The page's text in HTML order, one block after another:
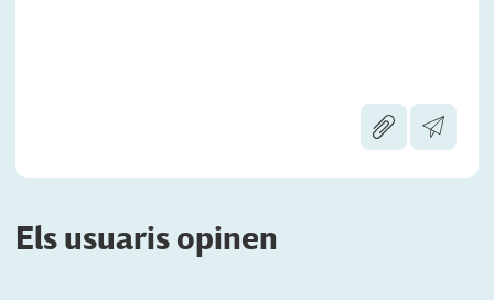
Els usuaris opinen